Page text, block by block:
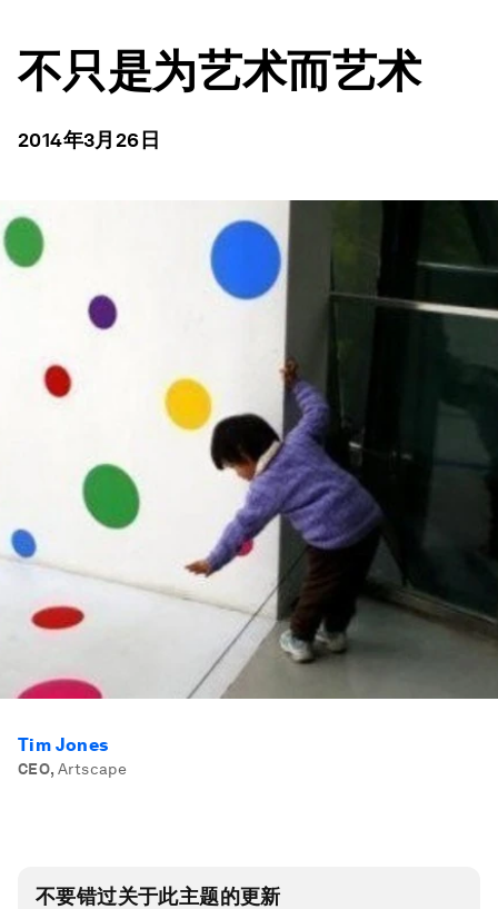
不只是为艺术而艺术
2014年3月26日
Tim Jones
CEO, Artscape
不要错过关于此主题的更新